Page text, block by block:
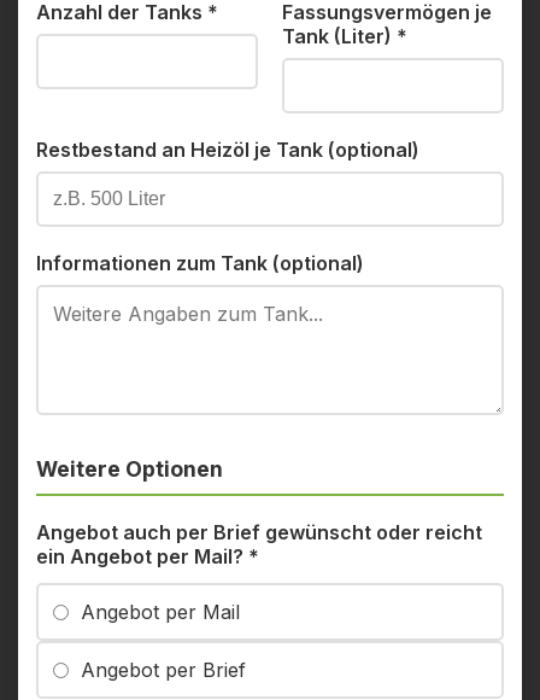
Anzahl der Tanks *
Fassungsvermögen je
Tank (Liter) *
Restbestand an Heizöl je Tank (optional)
Informationen zum Tank (optional)
Weitere Optionen
Angebot auch per Brief gewünscht oder reicht
ein Angebot per Mail? *
Angebot per Mail
Angebot per Brief